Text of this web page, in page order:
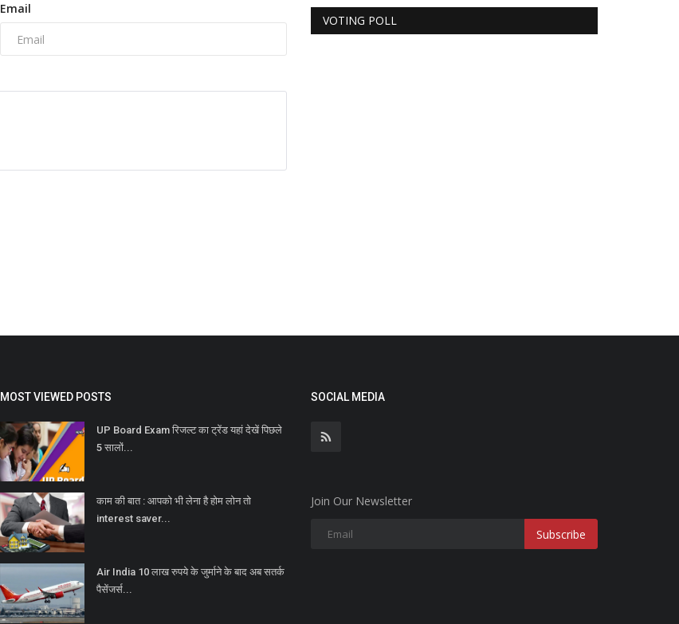
Email
VOTING POLL
MOST VIEWED POSTS
UP Board Exam रिजल्ट का ट्रेंड यहां देखें पिछले
5 सालों...
काम की बात : आपको भी लेना है होम लोन तो
interest saver...
Air India 10 लाख रुपये के जुर्माने के बाद अब सतर्क
पैसेंजर्स...
SOCIAL MEDIA
Join Our Newsletter
Subscribe